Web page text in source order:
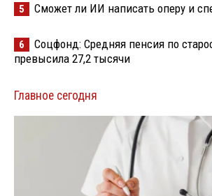
5 Сможет ли ИИ написать оперу и
6
Соцфонд: Средняя пенсия по
превысила 27,2 тысячи
Главное сегодня